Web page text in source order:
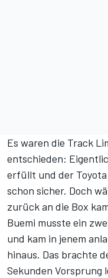
Es waren die Track
entschieden:
erfüllt und der
schon sicher. Doch
zurück an die Box
Buemi musste ein
und kam in jenem
hinaus. Das brachte
Sekunden Vorsprung